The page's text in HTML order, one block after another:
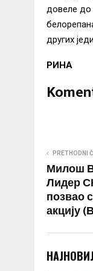
довеле до
других
РИНА
PRETHODNI
Милош
Лидер
позвао
акцију